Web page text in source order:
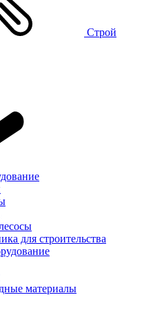
Строй
для строительства
материалы